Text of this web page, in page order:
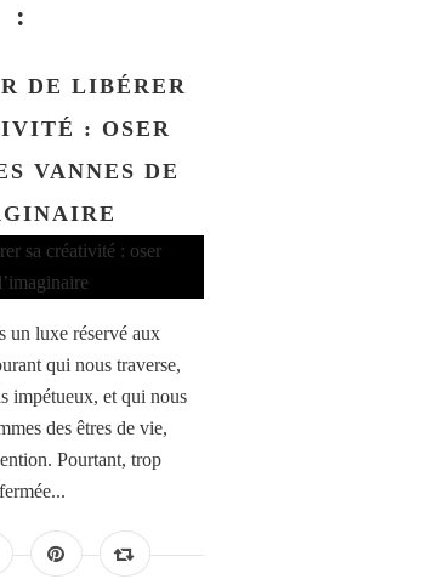
:
DE LIBÉRER
: OSER
VANNES DE
un luxe réservé aux
qui nous traverse,
impétueux, et qui nous
des êtres de vie,
Pourtant, trop